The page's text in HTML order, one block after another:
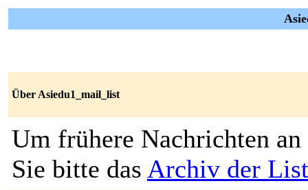
Über Asiedu1_mail_list
Um frühere Nachrichten an
Sie bitte das Archiv der